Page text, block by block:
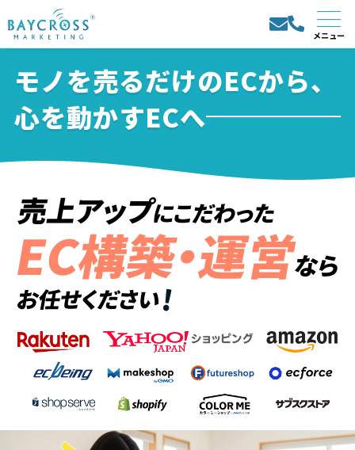
モノを売るだけのECから、
心を動かすECへ